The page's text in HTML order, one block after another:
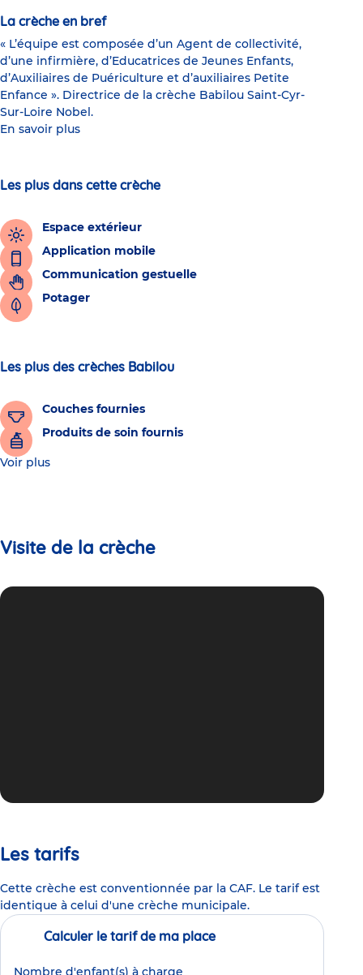
La crèche en bref
« L’équipe est composée d’un Agent de collectivité,
d’une infirmière, d’Educatrices de Jeunes Enfants,
d’Auxiliaires de Puériculture et d’auxiliaires Petite
Enfance ». Directrice de la crèche Babilou Saint-Cyr-
Sur-Loire Nobel.
En savoir plus
Les plus dans cette crèche
Espace extérieur
Application mobile
Communication gestuelle
Potager
Les plus des crèches Babilou
Couches fournies
Produits de soin fournis
Voir plus
Visite de la crèche
Les tarifs
Cette crèche est conventionnée par la CAF. Le tarif est
identique à celui d'une crèche municipale.
Calculer le tarif de ma place
Nombre d'enfant(s) à charge